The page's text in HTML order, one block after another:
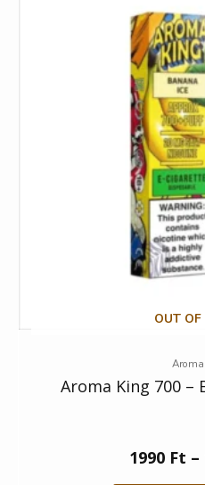
OUT OF
Aroma King 700 –
1990 Ft –